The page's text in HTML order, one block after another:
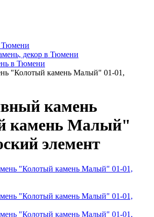
Тюмени
декор в Тюмени
в Тюмени
"Колотый камень Малый" 01-01,
камень
камень Малый"
элемент